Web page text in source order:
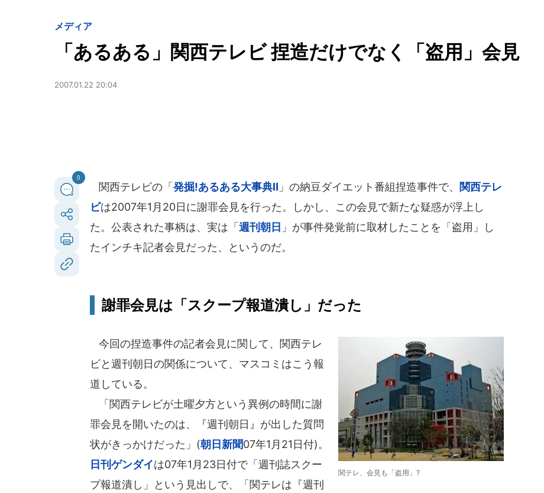
メディア
「あるある」関西テレビ 捏造だけでなく「盗用」会見
2007.01.22 20:04
0
関西テレビの「 発掘!あるある大事典Ⅱ 」の納豆ダイエット番組捏造事件で、 関西テレ
ビは2007年1月20日に謝罪会見を行った。しかし、この会見で新たな疑惑が浮上し
た。公表された事柄は、実は「 週刊朝日 」が事件発覚前に取材したことを「盗用」し
たインチキ記者会見だった、というのだ。
謝罪会見は「スクープ報道潰し」だった
関テレ、会見も「盗用」?
今回の捏造事件の記者会見に関して、関西テレ
ビと週刊朝日の関係について、マスコミはこう報
道している。
「関西テレビが土曜夕方という異例の時間に謝
罪会見を開いたのは、『週刊朝日』が出した質問
状がきっかけだった」(朝日新聞07年1月21日付)。
日刊ゲンダイは07年1月23日付で「週刊誌スクー
プ報道潰し」という見出しで、「関テレは『週刊